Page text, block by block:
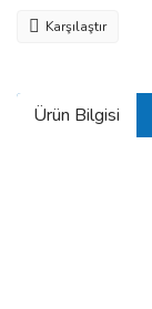
Karşılaştır
Ürün Bilgisi